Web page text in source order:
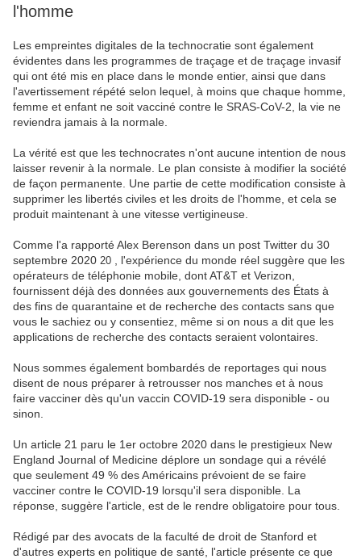
l'homme
Les empreintes digitales de la technocratie sont également
évidentes dans les programmes de traçage et de traçage invasif
qui ont été mis en place dans le monde entier, ainsi que dans
l'avertissement répété selon lequel, à moins que chaque homme,
femme et enfant ne soit vacciné contre le SRAS-CoV-2, la vie ne
reviendra jamais à la normale.
La vérité est que les technocrates n'ont aucune intention de nous
laisser revenir à la normale. Le plan consiste à modifier la société
de façon permanente. Une partie de cette modification consiste à
supprimer les libertés civiles et les droits de l'homme, et cela se
produit maintenant à une vitesse vertigineuse.
Comme l'a rapporté Alex Berenson dans un post Twitter du 30
septembre 2020 20 , l'expérience du monde réel suggère que les
opérateurs de téléphonie mobile, dont AT&T et Verizon,
fournissent déjà des données aux gouvernements des États à
des fins de quarantaine et de recherche des contacts sans que
vous le sachiez ou y consentiez, même si on nous a dit que les
applications de recherche des contacts seraient volontaires.
Nous sommes également bombardés de reportages qui nous
disent de nous préparer à retrousser nos manches et à nous
faire vacciner dès qu'un vaccin COVID-19 sera disponible - ou
sinon.
Un article 21 paru le 1er octobre 2020 dans le prestigieux New
England Journal of Medicine déplore un sondage qui a révélé
que seulement 49 % des Américains prévoient de se faire
vacciner contre le COVID-19 lorsqu'il sera disponible. La
réponse, suggère l'article, est de le rendre obligatoire pour tous.
Rédigé par des avocats de la faculté de droit de Stanford et
d'autres experts en politique de santé, l'article présente ce que